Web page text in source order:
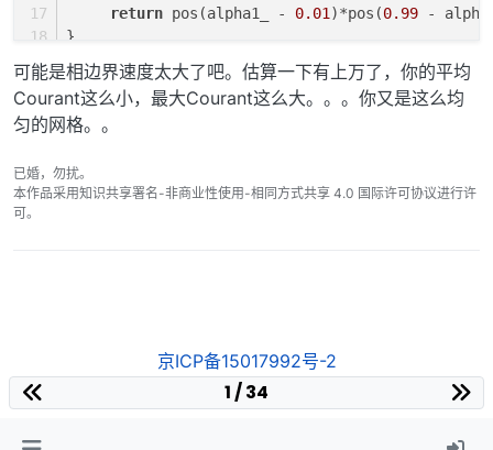
return pos(alpha1_ - 0.01 )*pos(0.99 -
}
可能是相边界速度太大了吧。估算一下有上万了，你的平均
Courant这么小，最大Courant这么大。。。你又是这么均
匀的网格。。
已婚，勿扰。
本作品采用知识共享署名-非商业性使用-相同方式共享 4.0 国际许可协议进行许
可。
京ICP备15017992号-2
1 / 34